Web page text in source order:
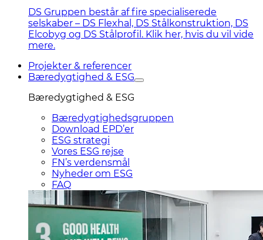
DS Gruppen består af fire specialiserede
selskaber – DS Flexhal, DS Stålkonstruktion, DS
Elcobyg og DS Stålprofil. Klik her, hvis du vil vide
mere.
Projekter & referencer
Bæredygtighed & ESG
Bæredygtighed & ESG
Bæredygtighedsgruppen
Download EPD’er
ESG strategi
Vores ESG rejse
FN’s verdensmål
Nyheder om ESG
FAQ